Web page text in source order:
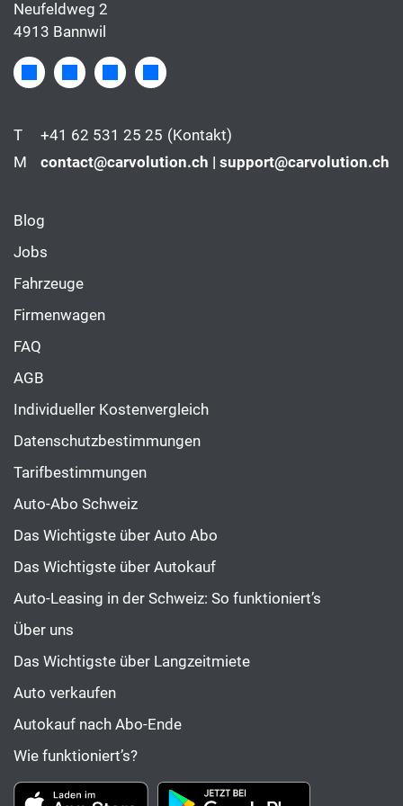
Neufeldweg 2
4913 Bannwil
T +41 62 531 25 25 (Kontakt)
M
contact@carvolution.ch | support@carvolution.ch
Blog
Jobs
Fahrzeuge
Firmenwagen
FAQ
AGB
Individueller Kostenvergleich
Datenschutzbestimmungen
Tarifbestimmungen
Auto-Abo Schweiz
Das Wichtigste über Auto Abo
Das Wichtigste über Autokauf
Auto-Leasing in der Schweiz: So funktioniert’s
Über uns
Das Wichtigste über Langzeitmiete
Auto verkaufen
Autokauf nach Abo-Ende
Wie funktioniert’s?